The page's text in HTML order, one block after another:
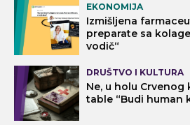
EKONOMIJA
Izmišljena
preparate sa
vodič“
DRUŠTVO I KULTURA
Ne, u holu Crvenog
table “Budi human